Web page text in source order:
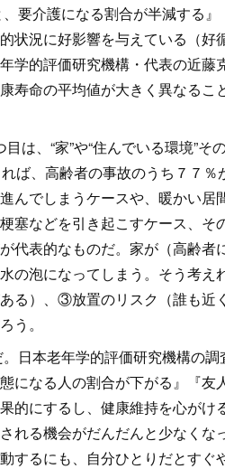
要介護になる割合が半減する』
状況に好影響を与えている（好
学的評価研究機構・代表の近藤
寿命の平均値が大きく異なるこ
は、“家”や“住んでいる環境”そ
ば、高齢者の事故のうち７７％
んでしまうケースや、暖かい居
塞などを引き起こすケース、そ
代表的なものだ。家が（高齢者
の泡になってしまう。そう考え
る）、③放置のリスク（誰も近く
う。
日本老年学的評価研究機構の調
になる人の割合が下がる』『友
的にするし、健康維持を心がけ
れる機会がだんだんと少なくな
するにも、自分ひとりだとすぐ